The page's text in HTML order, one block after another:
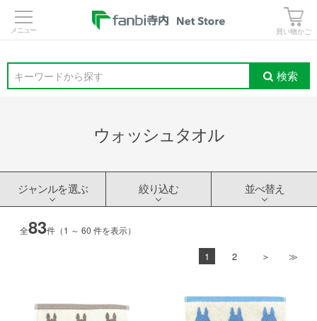
買い物かご
キーワードから探す 検索
ウォッシュタオル
ジャンルを選ぶ 絞り込む 並べ替え
全83件（1 ～ 60 件を表示）
1 2